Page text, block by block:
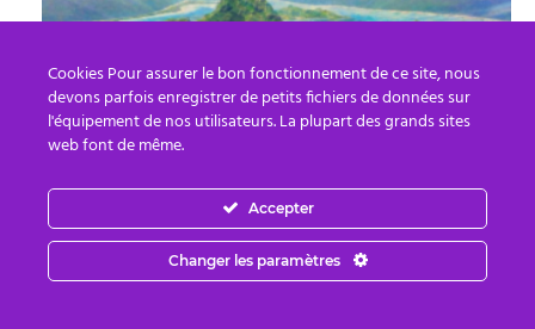
NOTES OFFICIELLES: ATELIER
« NOUVEAU PARADIS/NOUVELLE
TERRE » à BORA BORA MAI 2026(Ligne...
Cookies Pour assurer le bon fonctionnement de ce site, nous
devons parfois enregistrer de petits fichiers de données sur
l'équipement de nos utilisateurs. La plupart des grands sites
web font de même.
Accepter
Changer les paramètres